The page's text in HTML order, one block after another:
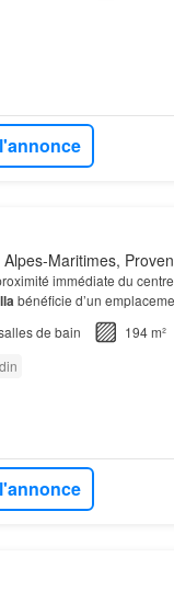
Maritimes,
immédiate du
bénéficie d’un
avec la mer
de bain
194 m²